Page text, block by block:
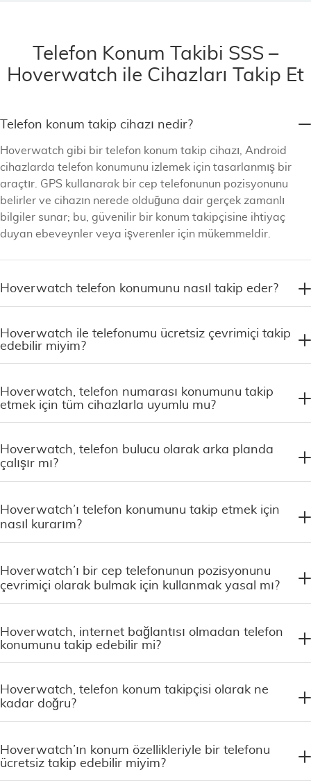
Telefon Konum Takibi SSS –
Hoverwatch ile Cihazları Takip Et
Telefon konum takip cihazı nedir?
Hoverwatch gibi bir telefon konum takip cihazı, Android
cihazlarda telefon konumunu izlemek için tasarlanmış bir
araçtır. GPS kullanarak bir cep telefonunun pozisyonunu
belirler ve cihazın nerede olduğuna dair gerçek zamanlı
bilgiler sunar; bu, güvenilir bir konum takipçisine ihtiyaç
duyan ebeveynler veya işverenler için mükemmeldir.
Hoverwatch telefon konumunu nasıl takip eder?
Hoverwatch ile telefonumu ücretsiz çevrimiçi takip
edebilir miyim?
Hoverwatch, telefon numarası konumunu takip
etmek için tüm cihazlarla uyumlu mu?
Hoverwatch, telefon bulucu olarak arka planda
çalışır mı?
Hoverwatch’ı telefon konumunu takip etmek için
nasıl kurarım?
Hoverwatch’ı bir cep telefonunun pozisyonunu
çevrimiçi olarak bulmak için kullanmak yasal mı?
Hoverwatch, internet bağlantısı olmadan telefon
konumunu takip edebilir mi?
Hoverwatch, telefon konum takipçisi olarak ne
kadar doğru?
Hoverwatch’ın konum özellikleriyle bir telefonu
ücretsiz takip edebilir miyim?